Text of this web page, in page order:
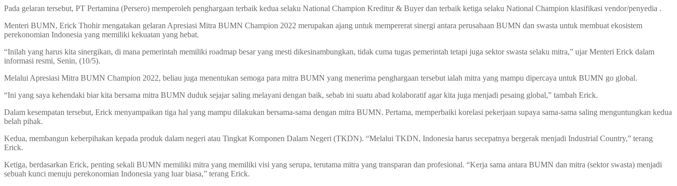
Pada gelaran tersebut, PT Pertamina (Persero) memperoleh penghargaan terbaik kedua selaku National Champion Kreditur & Buyer dan terbaik ketiga selaku National Champion klasifikasi vendor/penyedia .
Menteri BUMN, Erick Thohir mengatakan gelaran Apresiasi Mitra BUMN Champion 2022 merupakan ajang untuk mempererat sinergi antara perusahaan BUMN dan swasta untuk membuat ekosistem
perekonomian Indonesia yang memiliki kekuatan yang hebat.
“Inilah yang harus kita sinergikan, di mana pemerintah memiliki roadmap besar yang mesti dikesinambungkan, tidak cuma tugas pemerintah tetapi juga sektor swasta selaku mitra,” ujar Menteri Erick dalam
informasi resmi, Senin, (10/5).
Melalui Apresiasi Mitra BUMN Champion 2022, beliau juga menentukan semoga para mitra BUMN yang menerima penghargaan tersebut ialah mitra yang mampu dipercaya untuk BUMN go global.
“Ini yang saya kehendaki biar kita bersama mitra BUMN duduk sejajar saling melayani dengan baik, sebab ini suatu abad kolaboratif agar kita juga menjadi pesaing global,” tambah Erick.
Dalam kesempatan tersebut, Erick menyampaikan tiga hal yang mampu dilakukan bersama-sama dengan mitra BUMN. Pertama, memperbaiki korelasi pekerjaan supaya sama-sama saling menguntungkan kedua
belah pihak.
Kedua, membangun keberpihakan kepada produk dalam negeri atau Tingkat Komponen Dalam Negeri (TKDN). “Melalui TKDN, Indonesia harus secepatnya bergerak menjadi Industrial Country,” terang
Erick.
Ketiga, berdasarkan Erick, penting sekali BUMN memiliki mitra yang memiliki visi yang serupa, terutama mitra yang transparan dan profesional. “Kerja sama antara BUMN dan mitra (sektor swasta) menjadi
sebuah kunci menuju perekonomian Indonesia yang luar biasa,” terang Erick.